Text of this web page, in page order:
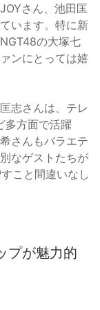
さん、池田匡
います。特に新
の大塚七
ンにとっては嬉
志さんは、テレ
多方面で活躍
さんもバラエテ
なゲストたちが
こと間違いなし
プが魅力的